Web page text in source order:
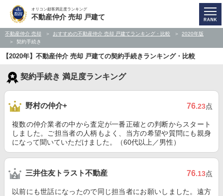
オリコン顧客満足度ランキング
不動産仲介 売却 戸建て
不動産仲介 売却 おすすめの不動産仲介 売却 戸建てランキング・比較
2020年版
契約手続き
【2020年】不動産仲介 売却 戸建ての契約手続きランキング・比較
契約手続き 満足度ランキング
野村の仲介+ 76.23点
複数の仲介業者の中から査定が一番正確との判断からスタート
しました。ご担当者の人柄もよく、当方の希望や質問にも親身
になって聞いていただけました。（60代以上／男性）
三井住友トラスト不動産 76.13点
以前にも世話になったので同じ担当者にお願いしました。遠方